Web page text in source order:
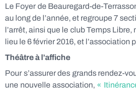
Le Foyer de Beauregard-de-
au long de l’année, et regroupe 7
l’arrêt, ainsi que le club Temps
lieu le 6 février 2016, et l’association
Théâtre à l’affiche
Pour s’assurer des grands rendez-
une nouvelle association, «